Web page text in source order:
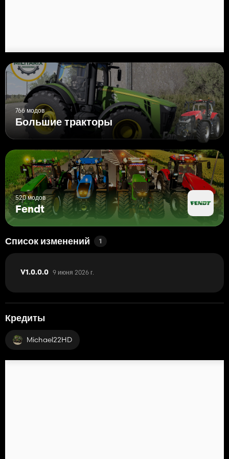
766 модов
Большие тракторы
520 модов
Fendt
Список изменений 1
V1.0.0.0 9 июня 2026 г.
Кредиты
Michael22HD